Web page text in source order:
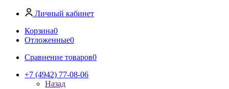
Личный кабинет
Корзина0
Отложенные0
Сравнение товаров0
+7 (4942) 77-08-06
Назад